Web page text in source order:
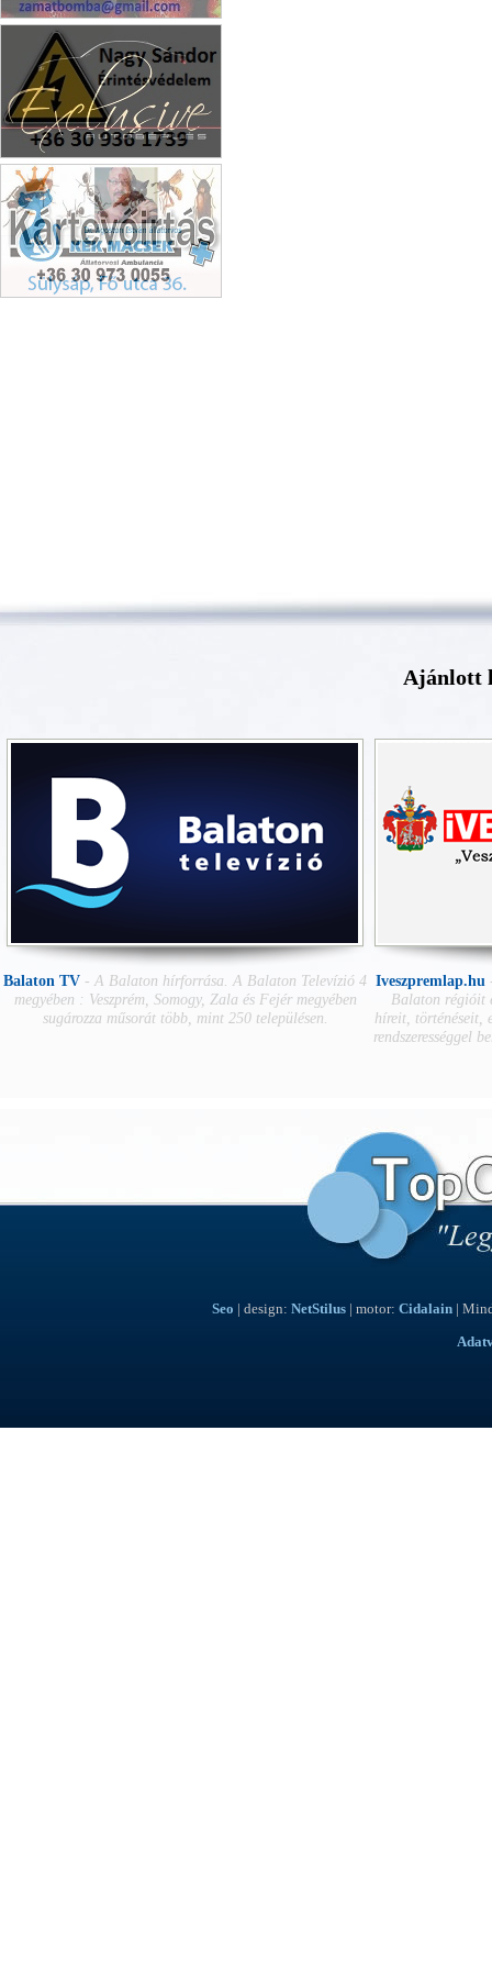
Zamatbomba Kft.
Exclusive autóbérlés
Ajánlott
Balaton TV - A Balaton hírforrása. A Balaton Televízió 4
megyében : Veszprém, Somogy, Zala és Fejér megyében
sugározza műsorát több, mint 250 településen.
Iveszpremlap.hu
Balaton régióit
híreit, történéseit,
rendszerességgel
Seo | design: NetStilus | motor: Cidalain |